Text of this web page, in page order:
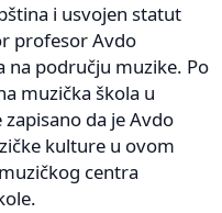
i usvojen statut
profesor Avdo
na području muzike. Po
muzička škola u
da je Avdo
kulture u ovom
centra